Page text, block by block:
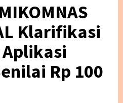
Klarifikasi
Rp 100